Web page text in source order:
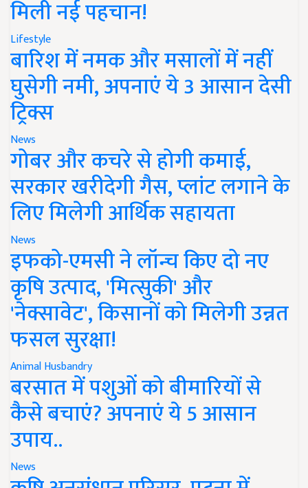
मिली नई पहचान!
Lifestyle
बारिश में नमक और मसालों में नहीं
घुसेगी नमी, अपनाएं ये 3 आसान देसी
ट्रिक्स
News
गोबर और कचरे से होगी कमाई,
सरकार खरीदेगी गैस, प्लांट लगाने के
लिए मिलेगी आर्थिक सहायता
News
इफको-एमसी ने लॉन्च किए दो नए
कृषि उत्पाद, 'मित्सुकी' और
'नेक्सावेट', किसानों को मिलेगी उन्नत
फसल सुरक्षा!
Animal Husbandry
बरसात में पशुओं को बीमारियों से
कैसे बचाएं? अपनाएं ये 5 आसान
उपाय..
News